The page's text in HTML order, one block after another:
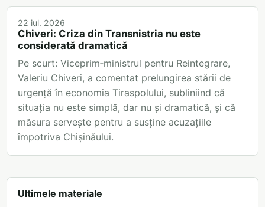
22 iul. 2026
Chiveri: Criza din Transnistria nu este
considerată dramatică
Pe scurt: Viceprim‑ministrul pentru Reintegrare,
Valeriu Chiveri, a comentat prelungirea stării de
urgență în economia Tiraspolului, subliniind că
situația nu este simplă, dar nu și dramatică, și că
măsura servește pentru a susține acuzațiile
împotriva Chișinăului.
Ultimele materiale